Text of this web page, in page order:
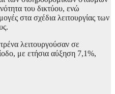
του δικτύου, ενώ
στα σχέδια λειτουργίας των
λειτουργούσαν σε
με ετήσια αύξηση 7,1%,